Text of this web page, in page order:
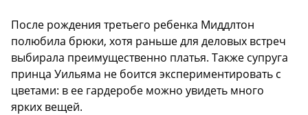
После рождения третьего ребенка Миддлтон
полюбила брюки, хотя раньше для деловых встреч
выбирала преимущественно платья. Также супруга
принца Уильяма не боится экспериментировать с
цветами: в ее гардеробе можно увидеть много
ярких вещей.